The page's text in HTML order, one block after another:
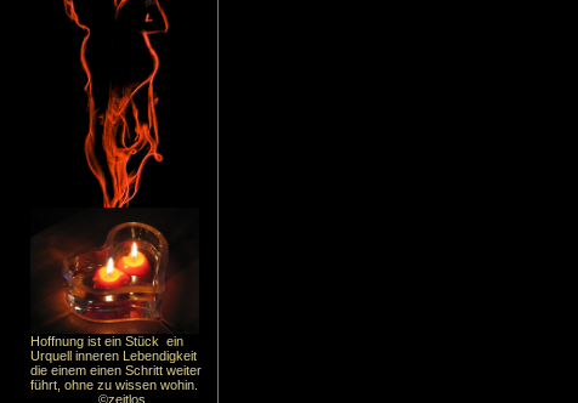
Hoffnung ist ein Stück ein
Urquell inneren Lebendigkeit
die einem einen Schritt weiter
führt, ohne zu wissen wohin.
©zeitlos